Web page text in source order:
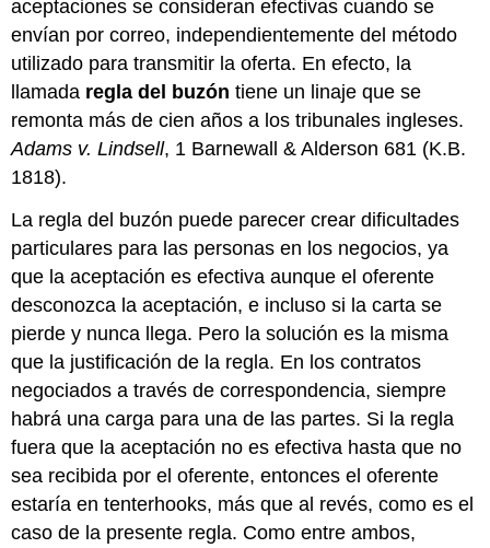
aceptaciones se consideran efectivas cuando se
envían por correo, independientemente del método
utilizado para transmitir la oferta. En efecto, la
llamada regla del buzón tiene un linaje que se
remonta más de cien años a los tribunales ingleses.
Adams v. Lindsell, 1 Barnewall & Alderson 681 (K.B.
1818).
La regla del buzón puede parecer crear dificultades
particulares para las personas en los negocios, ya
que la aceptación es efectiva aunque el oferente
desconozca la aceptación, e incluso si la carta se
pierde y nunca llega. Pero la solución es la misma
que la justificación de la regla. En los contratos
negociados a través de correspondencia, siempre
habrá una carga para una de las partes. Si la regla
fuera que la aceptación no es efectiva hasta que no
sea recibida por el oferente, entonces el oferente
estaría en tenterhooks, más que al revés, como es el
caso de la presente regla. Como entre ambos,